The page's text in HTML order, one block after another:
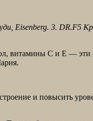
Eisenberg. 3. DR.F5
витамины С и Е —
и повысить